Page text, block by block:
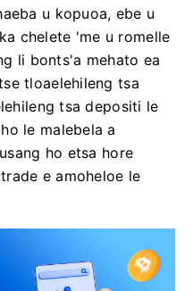
u kopuoa, ebe u
chelete 'me u romelle
li bonts'a mehato ea
tloaelehileng tsa
tsa depositi le
le malebela a
ho etsa hore
e amoheloe le